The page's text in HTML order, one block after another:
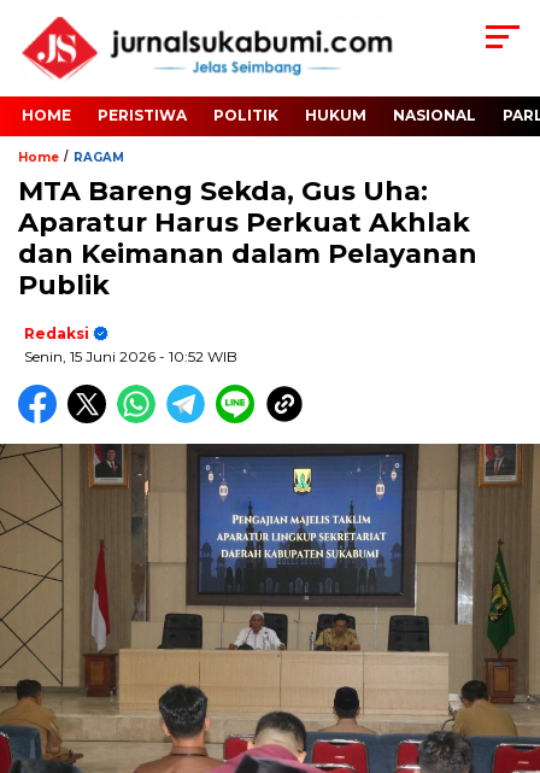
HOME PERISTIWA POLITIK HUKUM NASIONAL
Home / RAGAM
MTA Bareng Sekda, Gus Uha:
Aparatur Harus Perkuat Akhlak
dan Keimanan dalam Pelayanan
Publik
Redaksi
Senin, 15 Juni 2026 - 10:52 WIB